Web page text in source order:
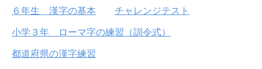
６年生 漢字の基本 チャレンジテスト
小学３年 ローマ字の練習（訓令式）
都道府県の漢字練習